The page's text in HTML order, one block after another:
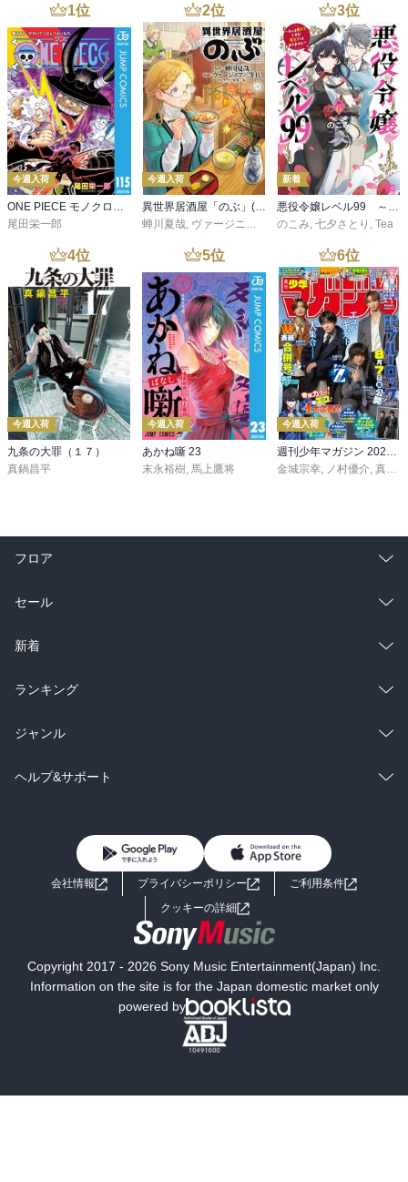
1位
今週入荷
ONE PIECE モノクロ版 115
尾田栄一郎
2位
今週入荷
異世界居酒屋「のぶ」(22)
蝉川夏哉, ヴァージニア二等兵 ,転
3位
新着
悪役令嬢レベル99 ～私は裏ボスですが魔王ではありません～ その６
のこみ, 七夕さとり , Tea
4位
今週入荷
九条の大罪（１７）
真鍋昌平
5位
今週入荷
あかね噺 23
末永裕樹, 馬上鷹将
6位
今週入荷
週刊少年マガジン 2026年36・37号[2026年8月5日発売]
金城宗幸, ノ村優介, 真島ヒロ
フロア
総合
ラノベ
雑誌・グラビア
BL・TL
セール
総合
ラノベ
雑誌・グラビア
BL・TL
新着
総合
ラノベ
雑誌・グラビア
ランキング
総合
ラノベ
ジャンル
コミック
ライトノベル 男子向けラノベ
小説
海外小説
ミステリー SF
文学
ヘルプ&サポート
よくあるご質問 お問い合わせ
会社情報 プライバシーポリシー
ご利用条件
クッキーの詳細
Copyright 2017 - 2026 Sony Music Entertainment(Japan) Inc.
Information on the site is for the Japan domestic market only
powered by